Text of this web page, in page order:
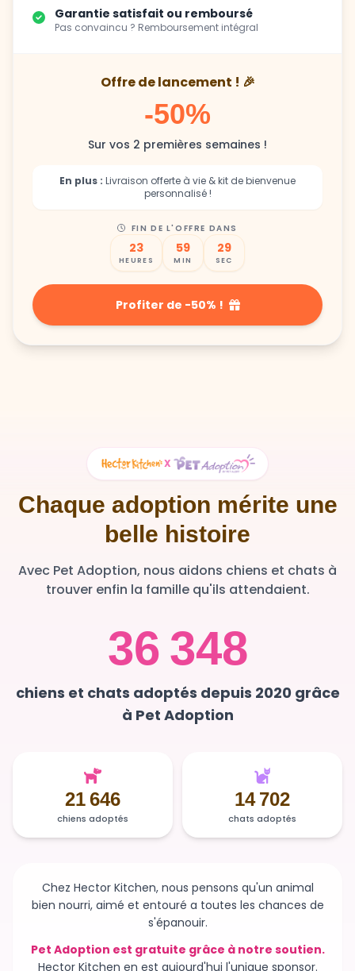
Garantie satisfait ou remboursé
Pas convaincu ? Remboursement intégral
Offre de lancement ! 🎉
-50%
Sur vos 2 premières semaines !
En plus : Livraison offerte à vie & kit de bienvenue
personnalisé !
FIN DE L'OFFRE DANS
23
HEURES
59
MIN
27
SEC
Profiter de -50% !
X
Chaque adoption mérite une
belle histoire
Avec Pet Adoption, nous aidons chiens et chats à
trouver enfin la famille qu'ils attendaient.
36 348
chiens et chats adoptés depuis 2020 grâce
à Pet Adoption
21 646
chiens adoptés
14 702
chats adoptés
Chez Hector Kitchen, nous pensons qu'un animal
bien nourri, aimé et entouré a toutes les chances de
s'épanouir.
Pet Adoption est gratuite grâce à notre soutien.
Hector Kitchen en est aujourd'hui l'unique sponsor.